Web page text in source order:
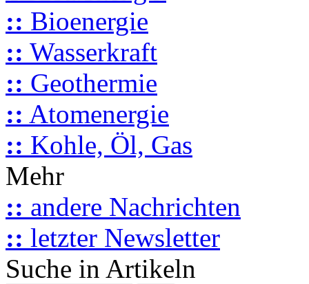
:: Bioenergie
:: Wasserkraft
:: Geothermie
:: Atomenergie
:: Kohle, Öl, Gas
Mehr
:: andere Nachrichten
:: letzter Newsletter
Suche in Artikeln